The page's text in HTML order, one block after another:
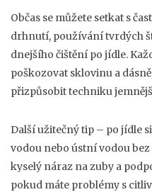
Občas se můžete setkat s
drhnutí, používání tvrdých
dnejšího čištění po jídle.
poškozovat sklovinu a
přizpůsobit techniku
Další užitečný tip – po jídle
vodou nebo ústní vodou
kyselý náraz na zuby a
pokud máte problémy s